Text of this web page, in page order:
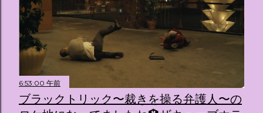
6:53:00 午前
ブラックトリック〜裁きを操る弁護人〜の